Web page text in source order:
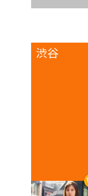
渋谷